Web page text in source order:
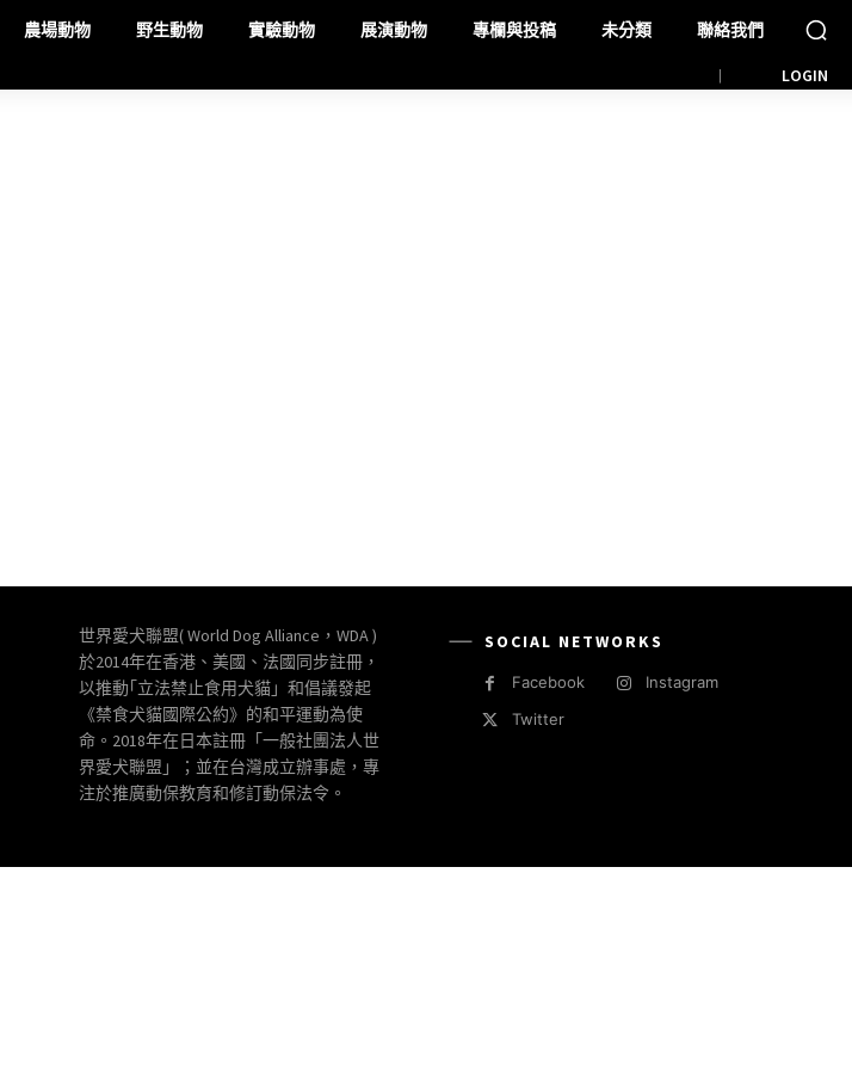
農場動物 野生動物 實驗動物 展演動物 專欄與投稿 未分類 聯絡我們
LOGIN
世界愛犬聯盟( World Dog Alliance，WDA )
於2014年在香港、美國、法國同步註冊，
以推動｢立法禁止食用犬貓」和倡議發起
《禁食犬貓國際公約》的和平運動為使
命。2018年在日本註冊「一般社團法人世
界愛犬聯盟」；並在台灣成立辦事處，專
注於推廣動保教育和修訂動保法令。
SOCIAL NETWORKS
Facebook
Instagram
Twitter